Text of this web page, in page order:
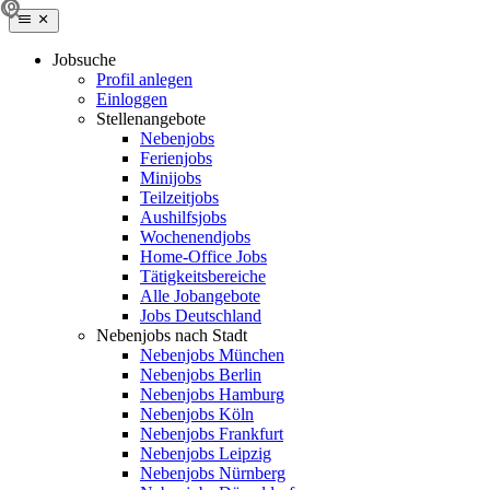
Jobsuche
Profil anlegen
Einloggen
Stellenangebote
Nebenjobs
Ferienjobs
Minijobs
Teilzeitjobs
Aushilfsjobs
Wochenendjobs
Home-Office Jobs
Tätigkeitsbereiche
Alle Jobangebote
Jobs Deutschland
Nebenjobs nach Stadt
Nebenjobs München
Nebenjobs Berlin
Nebenjobs Hamburg
Nebenjobs Köln
Nebenjobs Frankfurt
Nebenjobs Leipzig
Nebenjobs Nürnberg